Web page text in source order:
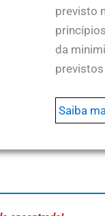
previsto
da
previstos
Saiba